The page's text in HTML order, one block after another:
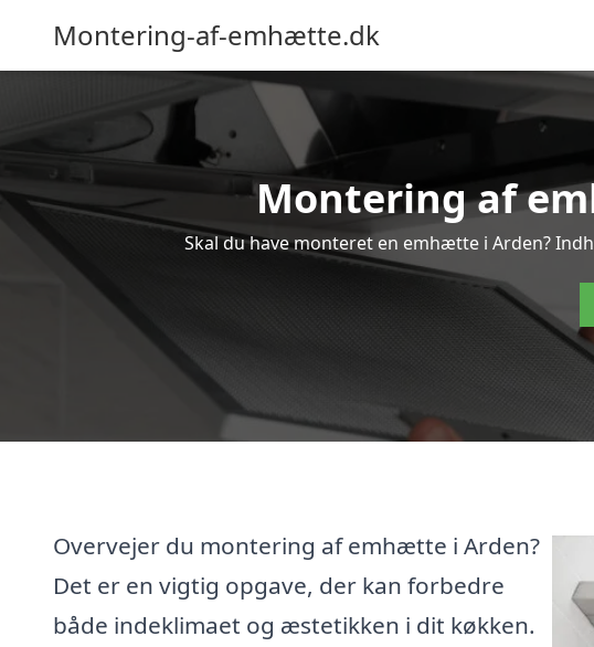
Montering-af-emhætte.dk
Montering af
Skal du have monteret en emhætte i Arden?
Overvejer du montering af emhætte i Arden?
Det er en vigtig opgave, der kan forbedre
både indeklimaet og æstetikken i dit køkken.